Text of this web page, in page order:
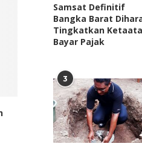
Anggota Komisi III
Pemerintah Perhatikan
July 14, 2021
Samsat Definitif
Bangka Barat
Tingkatkan
Bayar Pajak
3